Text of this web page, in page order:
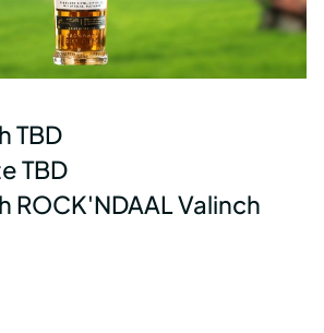
TBD
TBD
ROCK'NDAAL Valinch